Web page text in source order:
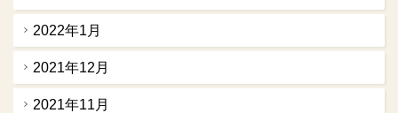
2022年1月
2021年12月
2021年11月